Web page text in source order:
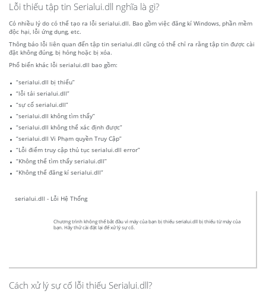
Lỗi thiếu tập tin Serialui.dll nghĩa là gì?
Có nhiều lý do có thể tạo ra lỗi serialui.dll. Bao gồm việc đăng kí Windows, phần mềm
độc hại, lỗi ứng dụng, etc.
Thông báo lỗi liên quan đến tập tin serialui.dll cũng có thể chỉ ra rằng tập tin được cài
đặt không đúng, bị hỏng hoặc bị xóa.
Phổ biến khác lỗi serialui.dll bao gồm:
“serialui.dll bị thiếu”
“lỗi tải serialui.dll”
“sự cố serialui.dll”
“serialui.dll không tìm thấy”
“serialui.dll không thể xác định được”
“serialui.dll Vi Phạm quyền Truy Cập”
“Lỗi điểm truy cập thủ tục serialui.dll error”
“Không thể tìm thấy serialui.dll”
“Không thể đăng kí serialui.dll”
serialui.dll - Lỗi Hệ Thống
Chương trình không thể bắt đầu vì máy của bạn bị thiếu serialui.dll bị thiếu từ máy của
bạn. Hãy thử cài đặt lại để xử lý sự cố.
Cách xử lý sự cố lỗi thiếu Serialui.dll?